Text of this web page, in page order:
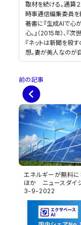
取材を続ける。通算
時事通信編集委員を
著書に『生成AIで心が
心。』（2015年）、『
『ネットは新聞を殺
想。妻が美人なのが
前の記事
エネルギーが無料に
ほか ニュースダイ
3-9-2022